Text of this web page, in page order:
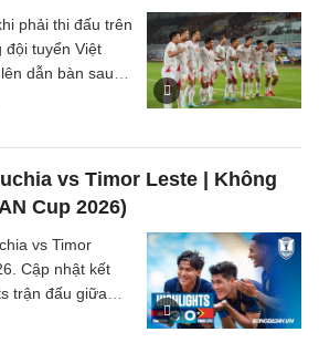
phải thi đấu trên
tuyển Việt
dẫn bàn sau
vs Timor Leste | Không
Cup 2026)
vs Timor
Cập nhật kết
trận đấu giữa